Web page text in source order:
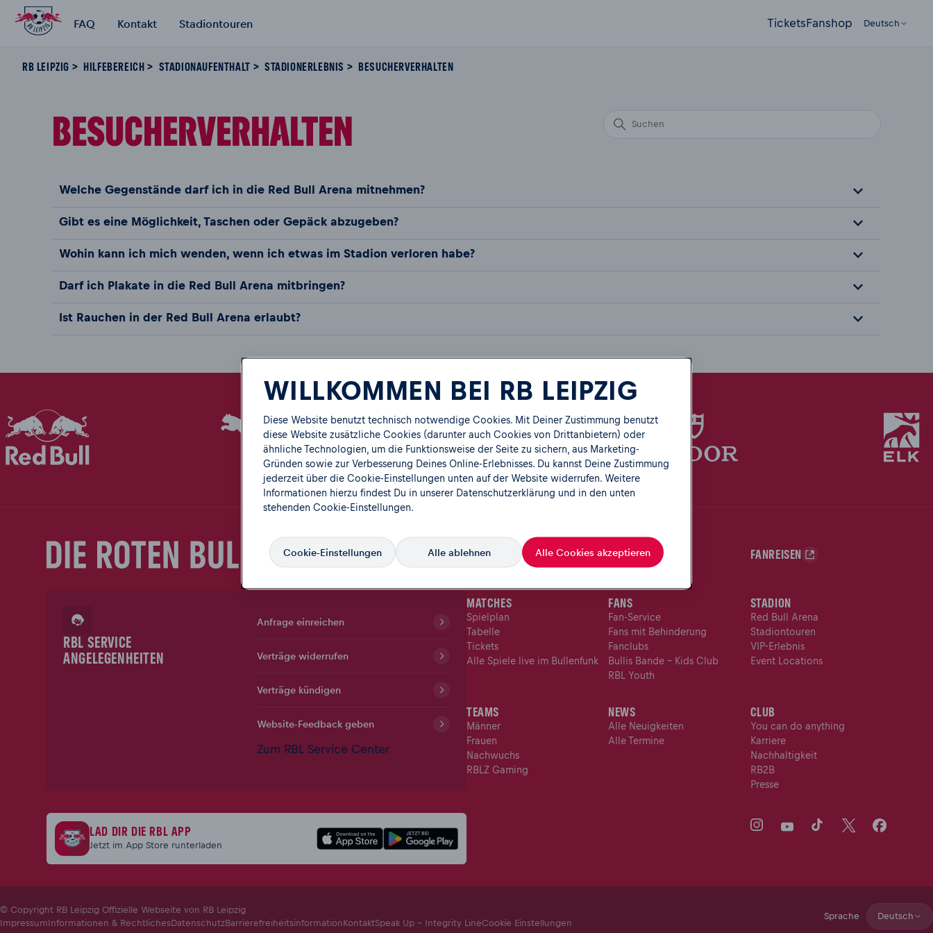
FAQ Kontakt Stadiontouren TicketsFanshop Deutsch
RB LEIPZIG HILFEBEREICH STADIONAUFENTHALT STADIONERLEBNIS BESUCHERVERHALTEN
BESUCHERVERHALTEN
Welche Gegenstände darf ich in die Red Bull Arena mitnehmen?
Gibt es eine Möglichkeit, Taschen oder Gepäck abzugeben?
Wohin kann ich mich wenden, wenn ich etwas im Stadion verloren habe?
Darf ich Plakate in die Red Bull Arena mitbringen?
Ist Rauchen in der Red Bull Arena erlaubt?
RBL SERVICE
ANGELEGENHEITEN
Anfrage einreichen
Verträge widerrufen
Verträge kündigen
Website-Feedback geben
Zum RBL Service Center
LAD DIR DIE RBL APP
Jetzt im App Store runterladen
TICKETSHOP FANSHOP FANREISEN
MATCHES
Spielplan
Tabelle
Tickets
Alle Spiele live im Bullenfunk
FANS
Fan-Service
Fans mit Behinderung
Fanclubs
Bullis Bande - Kids Club
RBL Youth
STADION
Red Bull Arena
Stadiontouren
VIP-Erlebnis
Event Locations
TEAMS
Männer
Frauen
Nachwuchs
RBLZ Gaming
NEWS
Alle Neuigkeiten
Alle Termine
CLUB
You can do anything
Karriere
Nachhaltigkeit
RB2B
Presse
© Copyright RB Leipzig Offizielle Webseite von RB Leipzig
ImpressumInformationen & RechtlichesDatenschutzBarrierefreiheitsinformationKontaktSpeak Up - Integrity LineCookie Einstellungen
Sprache Deutsch
WILLKOMMEN BEI RB LEIPZIG
Diese Website benutzt technisch notwendige Cookies. Mit Deiner Zustimmung benutzt
diese Website zusätzliche Cookies (darunter auch Cookies von Drittanbietern) oder
ähnliche Technologien, um die Funktionsweise der Seite zu sichern, aus Marketing-
Gründen sowie zur Verbesserung Deines Online-Erlebnisses. Du kannst Deine Zustimmung
jederzeit über die Cookie-Einstellungen unten auf der Website widerrufen. Weitere
Informationen hierzu findest Du in unserer Datenschutzerklärung und in den unten
stehenden Cookie-Einstellungen.
Cookie-Einstellungen Alle ablehnen Alle Cookies akzeptieren